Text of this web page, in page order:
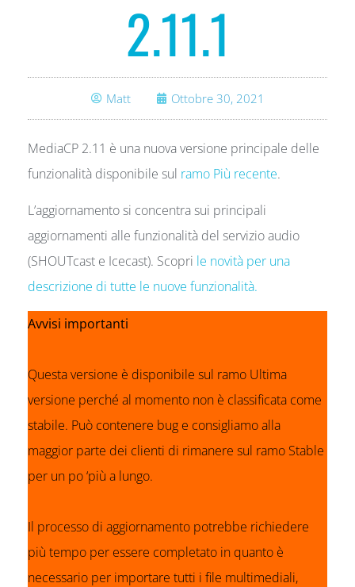
2.11.1
Matt Ottobre 30, 2021
MediaCP 2.11 è una nuova versione principale delle
funzionalità disponibile sul ramo Più recente.
L’aggiornamento si concentra sui principali
aggiornamenti alle funzionalità del servizio audio
(SHOUTcast e Icecast). Scopri le novità per una
descrizione di tutte le nuove funzionalità.
Avvisi importanti
Questa versione è disponibile sul ramo Ultima
versione perché al momento non è classificata come
stabile. Può contenere bug e consigliamo alla
maggior parte dei clienti di rimanere sul ramo Stable
per un po ‘più a lungo.
Il processo di aggiornamento potrebbe richiedere
più tempo per essere completato in quanto è
necessario per importare tutti i file multimediali,